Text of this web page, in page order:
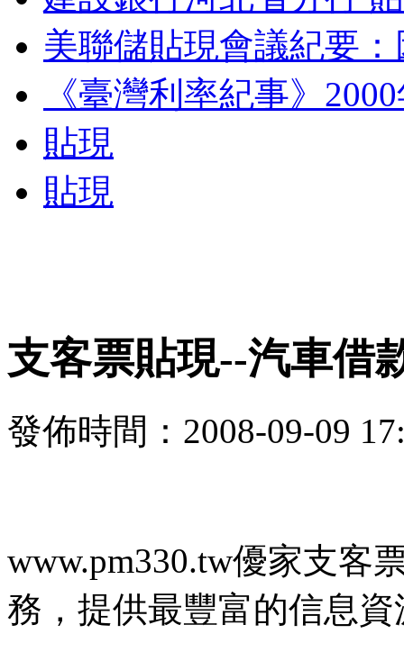
美聯儲貼現會議紀要
《臺灣利率紀事》
貼現
貼現
支客票貼現--汽車借
發佈時間：2008-09-09
www.pm330.tw優家支客
務，提供最豐富的信息